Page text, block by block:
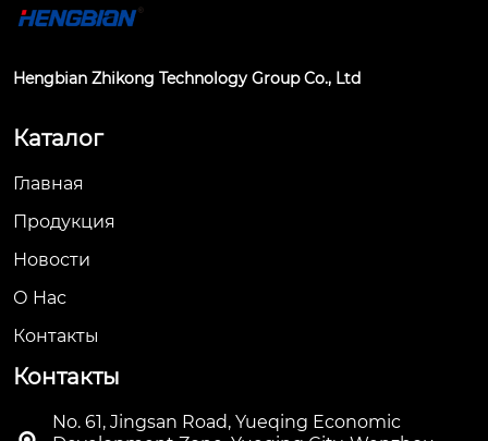
Hengbian Zhikong Technology Group Co., Ltd
Каталог
Главная
Продукция
Новости
О Hас
Контакты
Контакты
No. 61, Jingsan Road, Yueqing Economic